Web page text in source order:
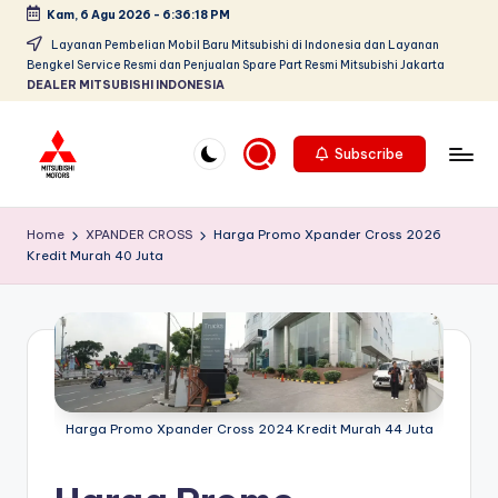
Skip
content
Kam, 6 Agu 2026 - 6:36:19 PM
Layanan Pembelian Mobil Baru Mitsubishi di Indonesia dan Layanan
Bengkel Service Resmi dan Penjualan Spare Part Resmi Mitsubishi Jakarta
DEALER MITSUBISHI INDONESIA
e
al
M
Jakarta
Diamond
Motors
Melayani
Pembelian
Tunai
Subscribe
Home XPANDER CROSS
Harga Promo Xpander Cross 2026
Kredit Murah 40 Juta
Harga Promo Xpander Cross 2024 Kredit Murah 44 Juta